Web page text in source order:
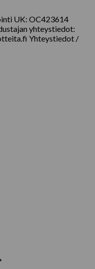
UK: OC423614
yhteystiedot:
Yhteystiedot /